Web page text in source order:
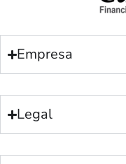
Empresa
Legal